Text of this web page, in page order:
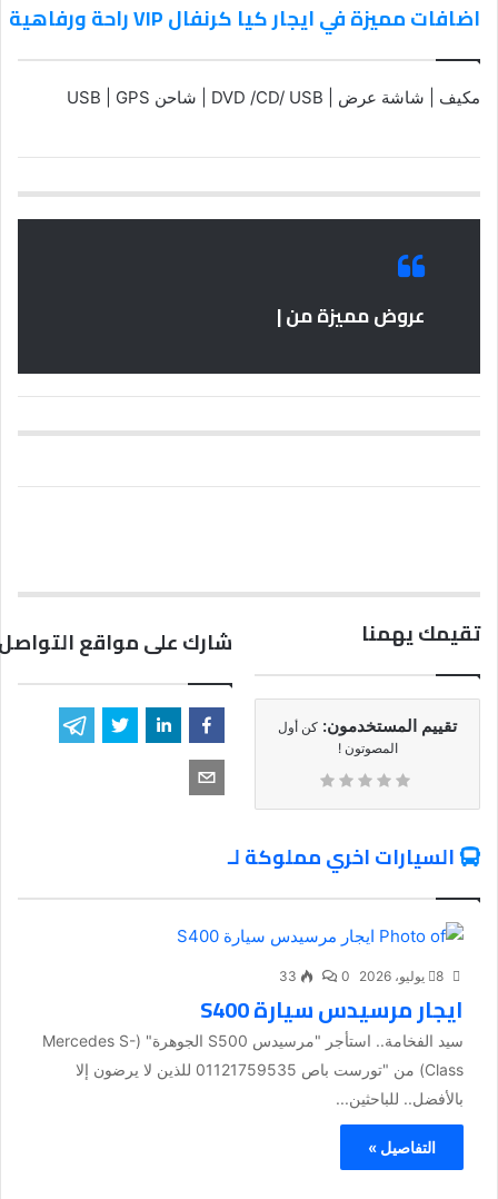
اضافات مميزة في ايجار كيا كرنفال VIP راحة ورفاهية
مكيف | شاشة عرض | DVD /CD/ USB | شاحن USB | GPS
عروض مميزة من |
تقيمك يهمنا
تقييم المستخدمون: كن أول
المصوتون !
شارك على مواقع
السيارات اخري مملوكة لـ
8 يوليو، 2026 0
33
ايجار مرسيدس سيارة S400
سيد الفخامة.. استأجر "مرسيدس S500 الجوهرة" (Mercedes S-
Class) من "تورست باص 01121759535 للذين لا يرضون إلا
بالأفضل.. للباحثين...
التفاصيل »